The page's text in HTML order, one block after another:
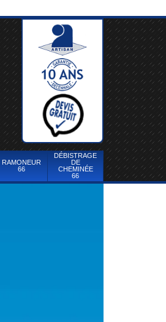
RAMONEUR
66
DÉBISTRAGE
DE
CHEMINÉE
66